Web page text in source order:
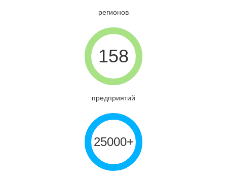
регионов
158
предприятий
25000+